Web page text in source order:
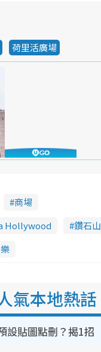
荷里活廣場
商場
Hollywood
鑽石山
氣本地熱話